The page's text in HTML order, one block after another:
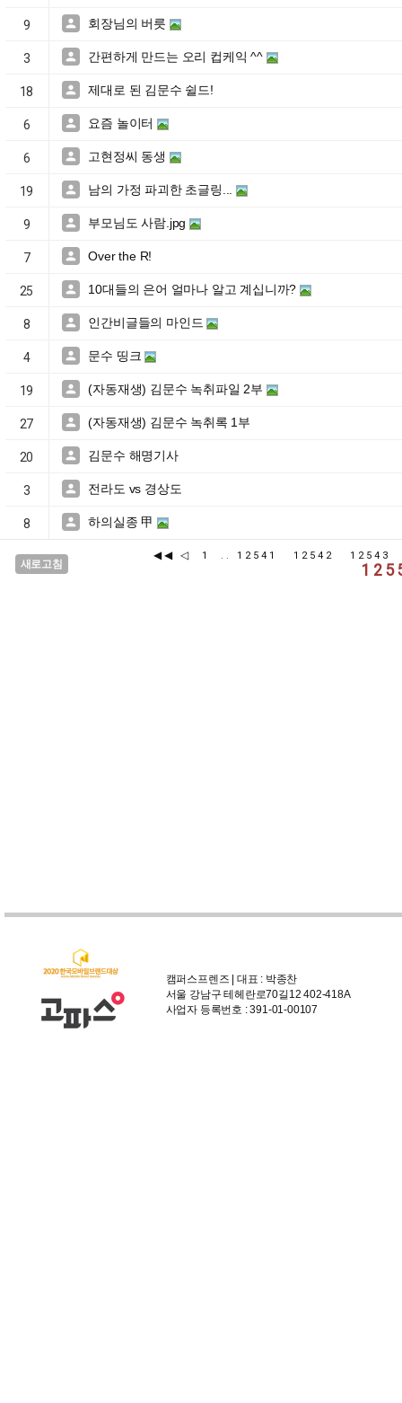
9  회장님의 버릇
3  간편하게 만드는 오리 컵케익 ^^
18  제대로 된 김문수 쉴드!
6  요즘 놀이터
6  고현정씨 동생
19  남의 가정 파괴한 초글링...
9  부모님도 사람.jpg
7  Over the R!
25  10대들의 은어 얼마나 알고 계십니까?
8  인간비글들의 마인드
4  문수 띵크
19  (자동재생) 김문수 녹취파일 2부
27  (자동재생) 김문수 녹취록 1부
20  김문수 해명기사
3  전라도 vs 경상도
8  하의실종 甲
새로고침
◀◀ ◁ 1 .. 12541 12542 12543
캠퍼스프렌즈 | 대표 : 박종찬
서울 강남구 테헤란로70길12 402-418A
사업자 등록번호 : 391-01-00107